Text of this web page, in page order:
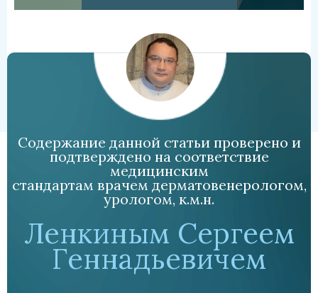
Содержание данной статьи проверено и
подтверждено на соответствие
медицинским
стандартам врачем дерматовенерологом,
урологом, к.м.н.
Ленкиным Сергеем
Геннадьевичем